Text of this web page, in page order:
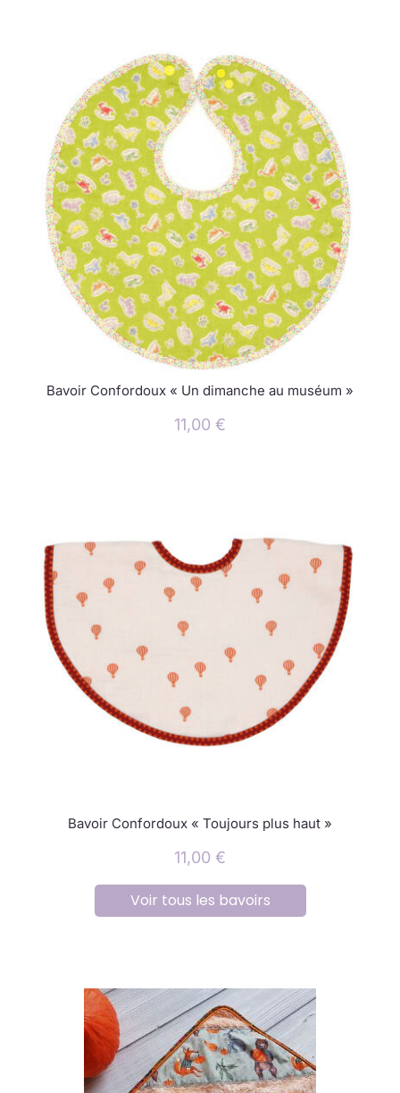
Bavoir Confordoux « Un dimanche au muséum »
11,00 €
Bavoir Confordoux « Toujours plus haut »
11,00 €
Voir tous les bavoirs